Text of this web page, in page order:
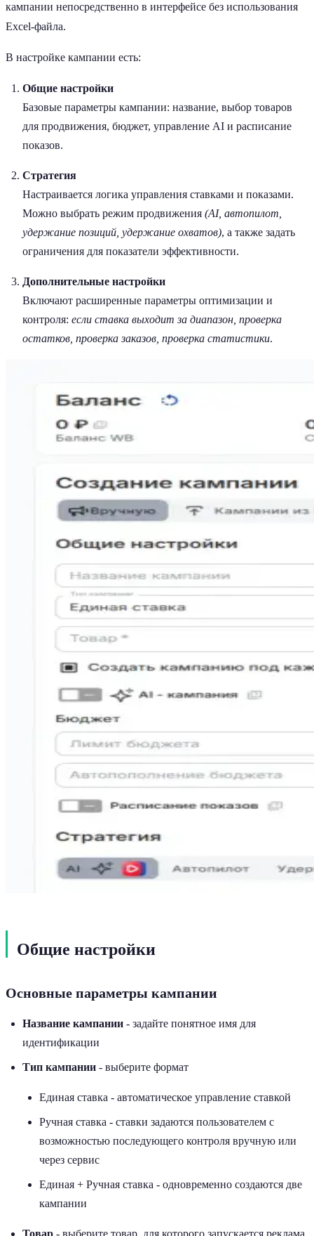
кампании непосредственно в интерфейсе без использования
Excel-файла.
В настройке кампании есть:
Общие настройки
Базовые параметры кампании: название, выбор товаров
для продвижения, бюджет, управление AI и расписание
показов.
Стратегия
Настраивается логика управления ставками и показами.
Можно выбрать режим продвижения (AI, автопилот,
удержание позиций, удержание охватов), а также задать
ограничения для показатели эффективности.
Дополнительные настройки
Включают расширенные параметры оптимизации и
контроля: если ставка выходит за диапазон, проверка
остатков, проверка заказов, проверка статистики.
Общие настройки
Основные параметры кампании
Название кампании - задайте понятное имя для
идентификации
Тип кампании - выберите формат
Единая ставка - автоматическое управление ставкой
Ручная ставка - ставки задаются пользователем с
возможностью последующего контроля вручную или
через сервис
Единая + Ручная ставка - одновременно создаются две
кампании
Товар - выберите товар, для которого запускается реклама